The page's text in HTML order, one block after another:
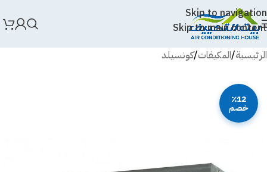
Skip to navigation
Skip to main content
الرئيسية/المكيفات/كونسيلد
٪12
خصم